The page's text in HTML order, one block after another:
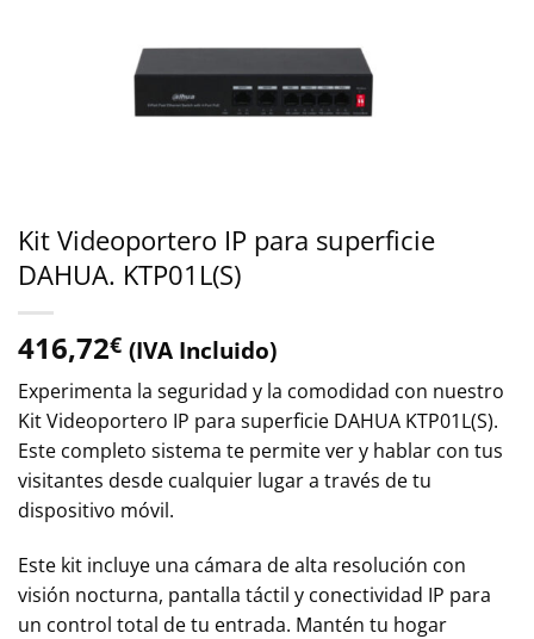
Kit Videoportero IP para superficie
DAHUA. KTP01L(S)
416,72€ (IVA Incluido)
Experimenta la seguridad y la comodidad con nuestro
Kit Videoportero IP para superficie DAHUA KTP01L(S).
Este completo sistema te permite ver y hablar con tus
visitantes desde cualquier lugar a través de tu
dispositivo móvil.
Este kit incluye una cámara de alta resolución con
visión nocturna, pantalla táctil y conectividad IP para
un control total de tu entrada. Mantén tu hogar